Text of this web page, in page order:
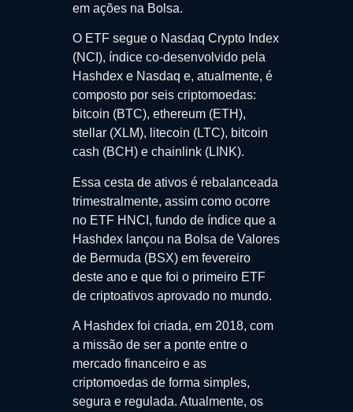
em ações na Bolsa.
O ETF segue o Nasdaq Crypto Index
(NCI), índice co-desenvolvido pela
Hashdex e Nasdaq e, atualmente, é
composto por seis criptomoedas:
bitcoin (BTC), ethereum (ETH),
stellar (XLM), litecoin (LTC), bitcoin
cash (BCH) e chainlink (LINK).
Essa cesta de ativos é rebalanceada
trimestralmente, assim como ocorre
no ETF HNCI, fundo de índice que a
Hashdex lançou na Bolsa de Valores
de Bermuda (BSX) em fevereiro
deste ano e que foi o primeiro ETF
de criptoativos aprovado no mundo.
A Hashdex foi criada, em 2018, com
a missão de ser a ponte entre o
mercado financeiro e as
criptomoedas de forma simples,
segura e regulada. Atualmente, os